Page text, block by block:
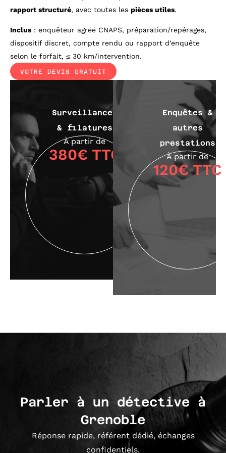
rapport structuré, avec toutes les pièces utiles.
Inclus : enquêteur agréé CNAPS, préparation/repérages,
dispositif discret, compte rendu ou rapport d’enquête
selon le forfait, ≤ 30 km/intervention.
VOTRE DEVIS GRATUIT
Surveillances
& filatures
À partir de
380€ TTC
Enquêtes &
autres
prestations
À partir de
120€ TTC
Parler à un détective à
Grenoble
Réponse rapide, référent dédié, échanges
confidentiels.